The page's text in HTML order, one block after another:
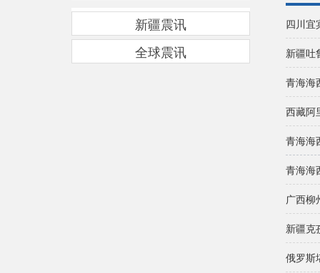
新疆震讯
全球震讯
四川宜
新疆吐
青海海
西藏阿
青海海
青海海
广西柳
新疆克
俄罗斯